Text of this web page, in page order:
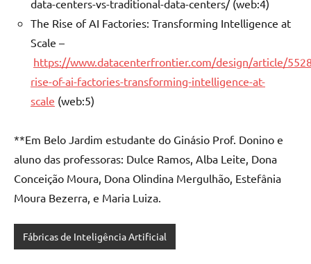
data-centers-vs-traditional-data-centers/ (web:4)
The Rise of AI Factories: Transforming Intelligence at
Scale –
https://www.datacenterfrontier.com/design/article/
rise-of-ai-factories-transforming-intelligence-at-
scale (web:5)
**Em Belo Jardim estudante do Ginásio Prof. Donino e
aluno das professoras: Dulce Ramos, Alba Leite, Dona
Conceição Moura, Dona Olindina Mergulhão, Estefânia
Moura Bezerra, e Maria Luiza.
Fábricas de Inteligência Artificial